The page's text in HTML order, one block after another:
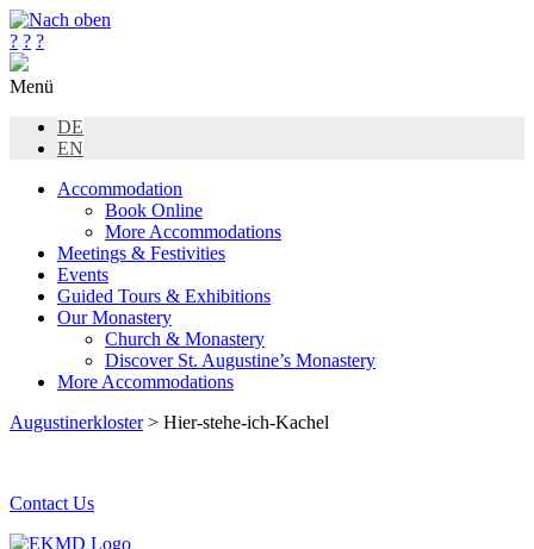
? ? ?
Menü
DE
EN
Accommodation
Book Online
More Accommodations
Meetings & Festivities
Events
Guided Tours & Exhibitions
Our Monastery
Church & Monastery
Discover St. Augustine’s Monastery
More Accommodations
Augustinerkloster> Hier-stehe-ich-Kachel
Contact Us